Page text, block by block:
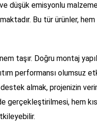
düşük emisyonlu
Bu tür ürünler,
taşır. Doğru montaj
performansı olumsuz
almak, projenizin
gerçekleştirilmesi, hem